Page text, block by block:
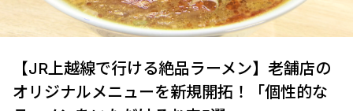
【JR上越線で行ける絶品ラーメン】老舗店の
オリジナルメニューを新規開拓！「個性的な